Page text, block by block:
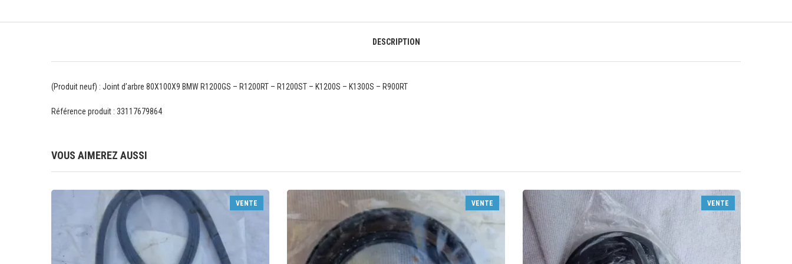
DESCRIPTION
(Produit neuf) : Joint d’arbre 80X100X9 BMW R1200GS – R1200RT – R1200ST – K1200S – K1300S – R900RT
Référence produit : 33117679864
VOUS AIMEREZ AUSSI
VENTE VENTE VENTE